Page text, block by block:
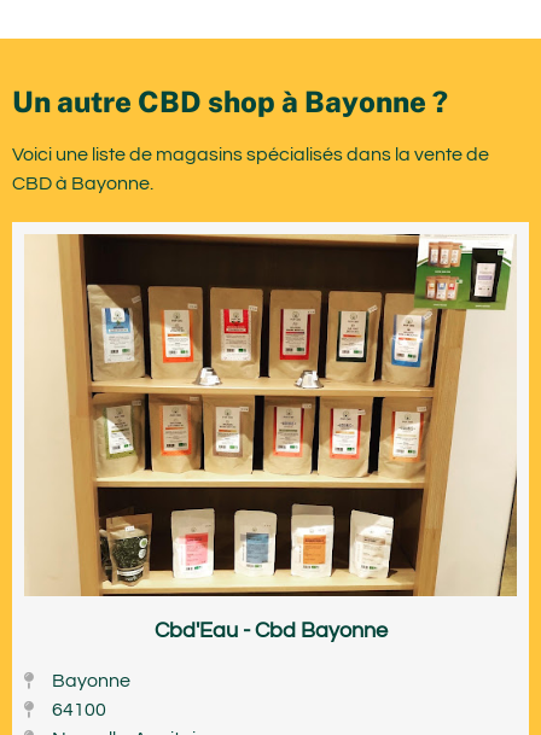
Un autre CBD shop à Bayonne ?
Voici une liste de magasins spécialisés dans la vente de
CBD à Bayonne.
Cbd'Eau - Cbd Bayonne
Bayonne
64100